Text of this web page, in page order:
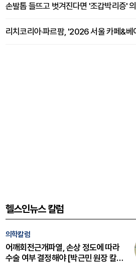
헬스인뉴스 칼럼
의학칼럼
어깨회전근개파열, 손상 정도에 따라
수술 여부 결정해야 [박근민 원장 칼